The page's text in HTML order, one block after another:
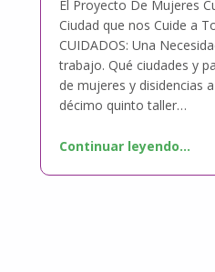
El Proyecto De Mujeres
Ciudad que nos Cuide a
CUIDADOS: Una
trabajo. Qué ciudades y
de mujeres y disidencias
décimo quinto taller…
Continuar leyendo…